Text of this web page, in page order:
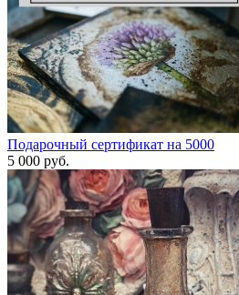
Подарочный сертификат на 5000
5 000 руб.